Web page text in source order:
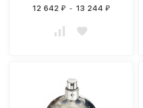
12 642 ₽ - 13 244 ₽